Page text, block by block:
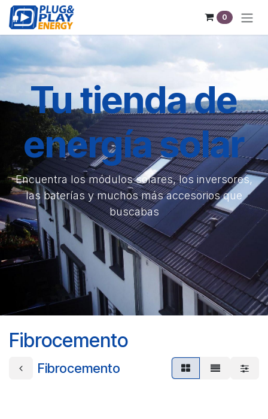
Pular para o conteúdo
0
Tu tienda de
energía solar
Encuentra los módulos solares, los inversores,
las baterías y muchos más accesorios que
buscabas
Fibrocemento
Fibrocemento